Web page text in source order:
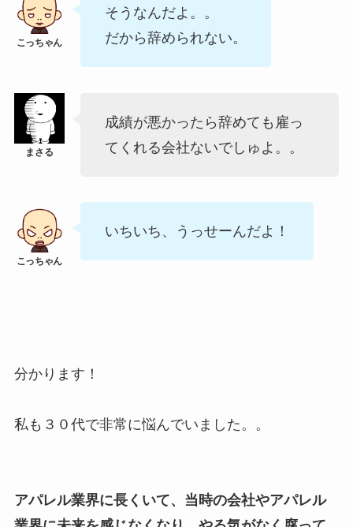
そうなんだよ。。
だから辞められない。
成績が悪かったら辞めても雇っ
てくれる会社ないでしゅよ。。
いちいち、うっせーんだよ！
分かります！
私も３０代で非常に悩んでいました。。
アパレル業界に長くいて、当時の会社やアパレル